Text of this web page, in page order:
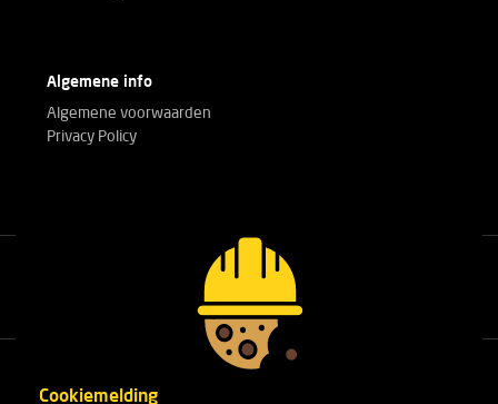
Algemene info
Algemene voorwaarden
Privacy Policy
Bel met onze experts!
+32(0)3 303 14 53
Cookiemelding